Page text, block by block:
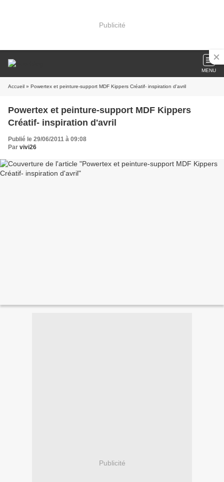
Publicité
MENU
Accueil » Powertex et peinture-support MDF Kippers Créatif- inspiration d'avril
Powertex et peinture-support MDF Kippers
Créatif- inspiration d'avril
Publié le 29/06/2011 à 09:08
Par vivi26
Publicité